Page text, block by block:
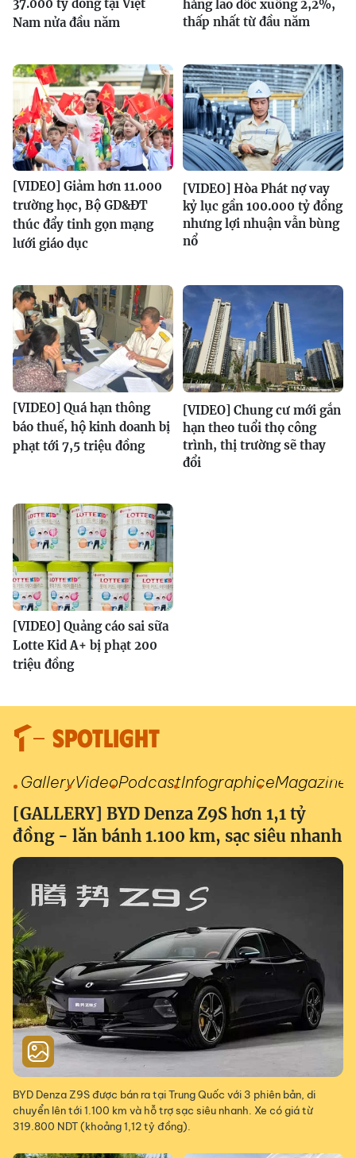
37.000 tỷ đồng tại Việt
Nam nửa đầu năm
hàng lao dốc xuống 2,2%,
thấp nhất từ đầu năm
[VIDEO] Giảm hơn 11.000
trường học, Bộ GD&ĐT
thúc đẩy tinh gọn mạng
lưới giáo dục
[VIDEO] Hòa Phát nợ vay
kỷ lục gần 100.000 tỷ đồng
nhưng lợi nhuận vẫn bùng
nổ
[VIDEO] Quá hạn thông
báo thuế, hộ kinh doanh bị
phạt tới 7,5 triệu đồng
[VIDEO] Chung cư mới gắn
hạn theo tuổi thọ công
trình, thị trường sẽ thay
đổi
[VIDEO] Quảng cáo sai sữa
Lotte Kid A+ bị phạt 200
triệu đồng
SPOTLIGHT
GalleryVideoPodcastInfographiceMagazine
[GALLERY] BYD Denza Z9S hơn 1,1 tỷ
đồng - lăn bánh 1.100 km, sạc siêu nhanh
BYD Denza Z9S được bán ra tại Trung Quốc với 3 phiên bản, di
chuyển lên tới 1.100 km và hỗ trợ sạc siêu nhanh. Xe có giá từ
319.800 NDT (khoảng 1,12 tỷ đồng).